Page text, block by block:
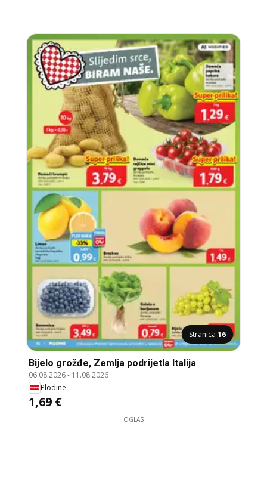
Stranica 16
Bijelo grožđe, Zemlja podrijetla Italija
06.08.2026- 11.08.2026
Plodine
1,69 €
OGLAS